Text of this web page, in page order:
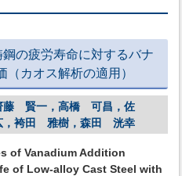
の疲労寿命に対するバナ
カオス解析の適用）
賢一，高橋 可昌，佐
袴田 雅樹，森田 洸幸
of Vanadium Addition
of Low-alloy Cast Steel with